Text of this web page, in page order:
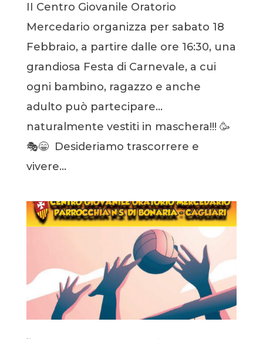
II Centro Giovanile Oratorio
Mercedario organizza per sabato 18
Febbraio, a partire dalle ore 16:30, una
grandiosa Festa di Carnevale, a cui
ogni bambino, ragazzo e anche
adulto può partecipare…
naturalmente vestiti in maschera!!! 🥳
🎭😁 Desideriamo trascorrere e
vivere...